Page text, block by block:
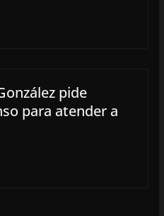
pide
para atender a